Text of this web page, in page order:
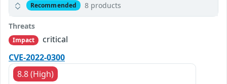
Recommended 8 products
Threats
Impact
critical
CVE-2022-0300
8.8 (High)